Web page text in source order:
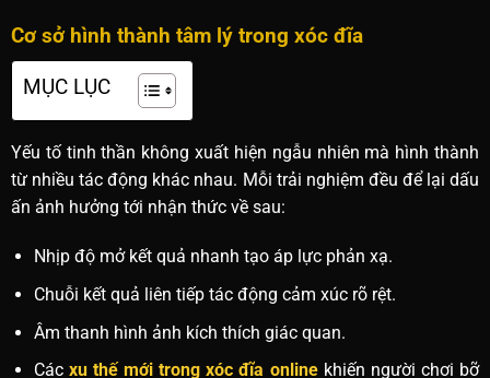
Cơ sở hình thành tâm lý trong xóc đĩa
MỤC LỤC
Yếu tố tinh thần không xuất hiện ngẫu nhiên mà hình thành
từ nhiều tác động khác nhau. Mỗi trải nghiệm đều để lại dấu
ấn ảnh hưởng tới nhận thức về sau:
Nhịp độ mở kết quả nhanh tạo áp lực phản xạ.
Chuỗi kết quả liên tiếp tác động cảm xúc rõ rệt.
Âm thanh hình ảnh kích thích giác quan.
Các xu thế mới trong xóc đĩa onlinekhiến người chơi bỡ